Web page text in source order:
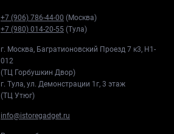
+7 (906) 786-44-00 (Москва)
+7 (980) 014-20-55 (Тула)
г. Москва, Багратионовский Проезд 7 к3, H1-
012
(ТЦ Горбушкин Двор)
г. Тула, ул. Демонстрации 1г, 3 этаж
(ТЦ Утюг)
info@istoregadget.ru